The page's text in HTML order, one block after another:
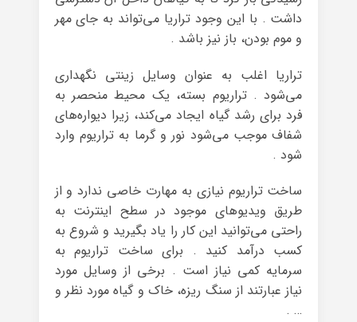
داشت . با این وجود تراریا می‌تواند به جای مهر
و موم بودن، باز نیز باشد .
تراریا اغلب به عنوان وسایل زینتی نگهداری
می‌شود . تراریوم بسته، یک محیط منحصر به
فرد برای رشد گیاه ایجاد می‌کند، زیرا دیواره‌های
شفاف موجب می‌شود نور و گرما به تراریوم وارد
شود .
ساخت تراریوم نیازی به مهارت خاصی ندارد و از
طریق ویدیوهای موجود در سطح اینترنت به
راحتی می‌توانید این کار را یاد بگیرید و شروع به
کسب درآمد کنید . برای ساخت تراریوم به
سرمایه کمی نیاز است . برخی از وسایل مورد
نیاز عبارتند از سنگ ریزه، خاک و گیاه مورد نظر و
… .